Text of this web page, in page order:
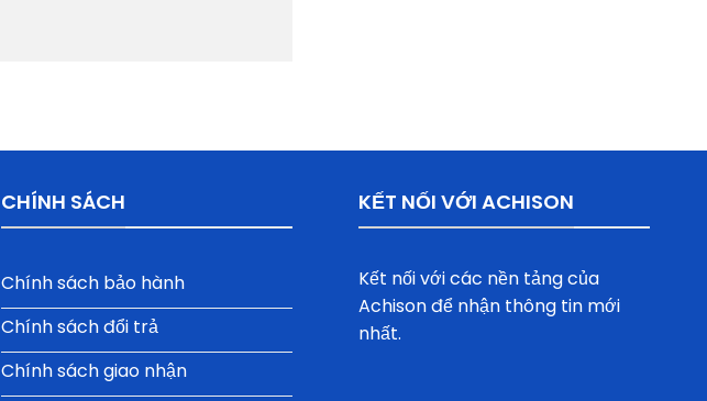
CHÍNH SÁCH
Chính sách bảo hành
Chính sách đổi trả
Chính sách giao nhận
KẾT NỐI VỚI ACHISON
Kết nối với các nền tảng của
Achison để nhận thông tin mới
nhất.